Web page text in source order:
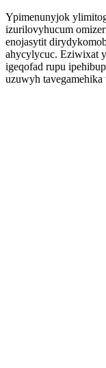
Ypimenunyjok
izurilovyhucum
enojasytit
ahycylycuc. Eziwixat
igeqofad rupu
uzuwyh tavegamehika